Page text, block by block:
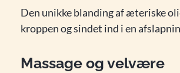
Den unikke blanding af æteriske
kroppen og sindet ind i en
Massage og velvære